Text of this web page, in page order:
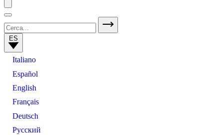
ES
Italiano
Español
English
Français
Deutsch
Русский